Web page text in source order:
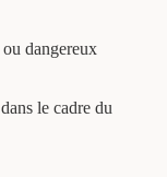
dangereux
le cadre du